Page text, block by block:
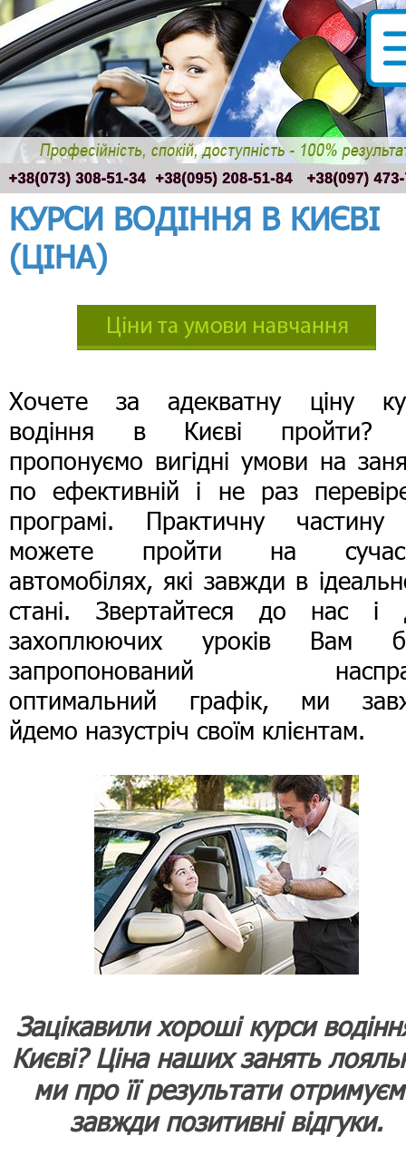
КУРСИ ВОДІННЯ В КИЄВІ
(ЦІНА)
Хочете за адекватну ціну
водіння в Києві пройти?
пропонуємо вигідні умови на
по ефективній і не раз
програмі. Практичну
можете пройти на
автомобілях, які завжди в
стані. Звертайтеся до нас і
захоплюючих уроків Вам
запропонований
оптимальний графік, ми
йдемо назустріч своїм клієнтам.
Зацікавили хороші курси
Києві? Ціна наших занять
ми про її результати
завжди позитивні відгуки.